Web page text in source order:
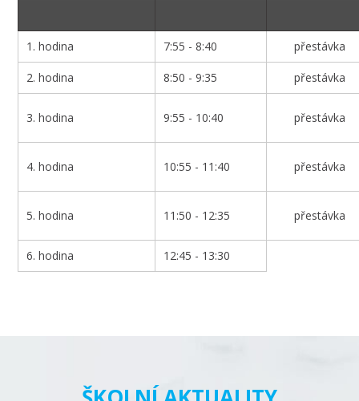
1. hodina 7:55 - 8:40 přestávka
2. hodina 8:50 - 9:35 přestávka
3. hodina 9:55 - 10:40 přestávka
4. hodina 10:55 - 11:40 přestávka
5. hodina 11:50 - 12:35 přestávka
6. hodina 12:45 - 13:30